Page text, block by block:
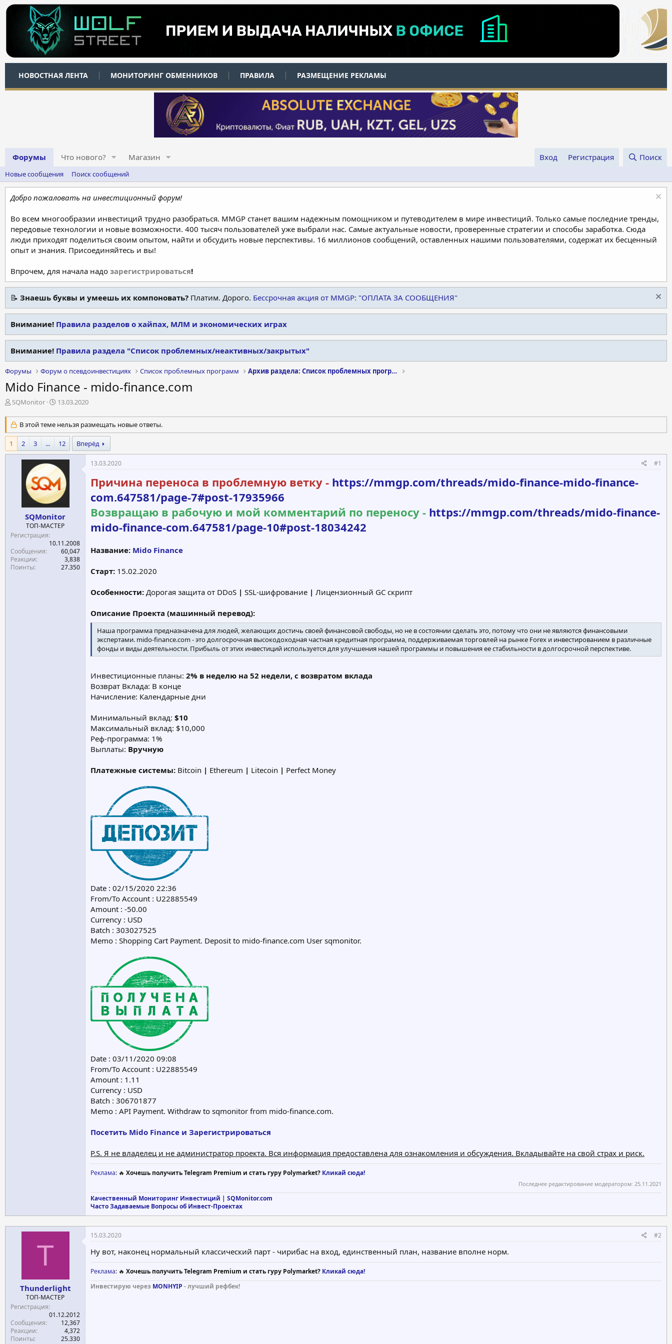
НОВОСТНАЯ ЛЕНТА МОНИТОРИНГ ОБМЕННИКОВ ПРАВИЛА РАЗМЕЩЕНИЕ РЕКЛАМЫ
Форумы Что нового? Магазин Вход Регистрация Поиск
Новые сообщения Поиск сообщений
Добро пожаловать на инвестиционный форум!
Во всем многообразии инвестиций трудно разобраться. MMGP станет вашим надежным помощником и путеводителем в мире инвестиций. Только самые последние тренды,
передовые технологии и новые возможности. 400 тысяч пользователей уже выбрали нас. Самые актуальные новости, проверенные стратегии и способы заработка. Сюда
люди приходят поделиться своим опытом, найти и обсудить новые перспективы. 16 миллионов сообщений, оставленных нашими пользователями, содержат их бесценный
опыт и знания. Присоединяйтесь и вы!
Впрочем, для начала надо зарегистрироваться!
📝 Знаешь буквы и умеешь их компоновать? Платим. Дорого. Бессрочная акция от MMGP: "ОПЛАТА ЗА СООБЩЕНИЯ"
Внимание! Правила разделов о хайпах, МЛМ и экономических играх
Внимание! Правила раздела "Список проблемных/неактивных/закрытых"
Форумы Форум о псевдоинвестициях Список проблемных программ Архив раздела: Список проблемных программ
Mido Finance - mido-finance.com
А
т
о
р
т
е
SQMonitor
Д
т
а
н
а
ч
а
а
13.03.2020
В этой теме нельзя размещать новые ответы.
1 2 3 ... 12 Вперёд
SQMonitor
ТОП-МАСТЕР
Регистрация
10.11.2008
Сообщения
60,047
Реакции
3,838
Поинты
27.350
13.03.2020 #1
Причина переноса в проблемную ветку - https://mmgp.com/threads/mido-finance-mido-finance-
com.647581/page-7#post-17935966
Возвращаю в рабочую и мой комментарий по переносу - https://mmgp.com/threads/mido-finance-
mido-finance-com.647581/page-10#post-18034242
Название: Mido Finance
Старт: 15.02.2020
Особенности: Дорогая защита от DDoS | SSL-шифрование | Лицензионный GC скрипт
Описание Проекта (машинный перевод):
Наша программа предназначена для людей, желающих достичь своей финансовой свободы, но не в состоянии сделать это, потому что они не являются финансовыми
экспертами. mido-finance.com - это долгосрочная высокодоходная частная кредитная программа, поддерживаемая торговлей на рынке Forex и инвестированием в различные
фонды и виды деятельности. Прибыль от этих инвестиций используется для улучшения нашей программы и повышения ее стабильности в долгосрочной перспективе.
Инвестиционные планы: 2% в неделю на 52 недели, с возвратом вклада
Возврат Вклада: В конце
Начисление: Календарные дни
Минимальный вклад: $10
Максимальный вклад: $10,000
Реф-программа: 1%
Выплаты: Вручную
Платежные системы: Bitcoin | Ethereum | Litecoin | Perfect Money
Date : 02/15/2020 22:36
From/To Account : U22885549
Amount : -50.00
Currency : USD
Batch : 303027525
Memo : Shopping Cart Payment. Deposit to mido-finance.com User sqmonitor.
Date : 03/11/2020 09:08
From/To Account : U22885549
Amount : 1.11
Currency : USD
Batch : 306701877
Memo : API Payment. Withdraw to sqmonitor from mido-finance.com.
Посетить Mido Finance и Зарегистрироваться
P.S. Я не владелец и не администратор проекта. Вся информация предоставлена для ознакомления и обсуждения. Вкладывайте на свой страх и риск.
Реклама: 🔥 Хочешь получить Telegram Premium и стать гуру Polymarket? Кликай сюда!
Последнее редактирование модератором: 25.11.2021
Качественный Мониторинг Инвестиций | SQMonitor.com
Часто Задаваемые Вопросы об Инвест-Проектах
T
Thunderlight
ТОП-МАСТЕР
Регистрация
01.12.2012
Сообщения
12,367
Реакции
4,372
Поинты
25.330
15.03.2020 #2
Ну вот, наконец нормальный классический парт - чирибас на вход, единственный план, название вполне норм.
Реклама: 🔥 Хочешь получить Telegram Premium и стать гуру Polymarket? Кликай сюда!
Инвестирую через MONHYIP - лучший рефбек!